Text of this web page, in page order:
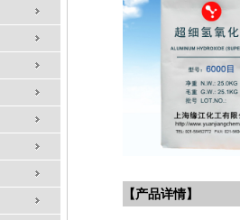
【产品详情】